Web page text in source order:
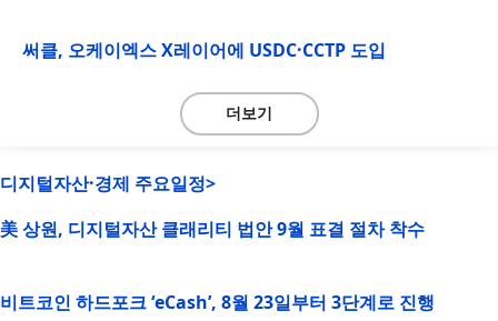
써클, 오케이엑스 X레이어에 USDC·CCTP 도입
더보기
디지털자산·경제 주요일정>
美 상원, 디지털자산 클래리티 법안 9월 표결 절차 착수
비트코인 하드포크 ‘eCash’, 8월 23일부터 3단계로 진행